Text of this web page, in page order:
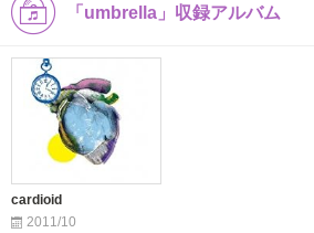
「umbrella」収録アルバム
cardioid
2011/10